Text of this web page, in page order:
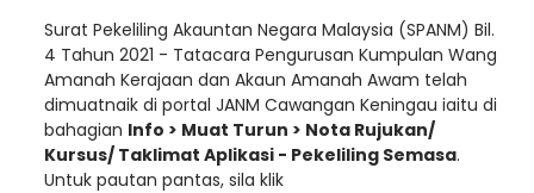
Surat Pekeliling Akauntan Negara Malaysia (SPANM) Bil.
4 Tahun 2021 - Tatacara Pengurusan Kumpulan Wang
Amanah Kerajaan dan Akaun Amanah Awam telah
dimuatnaik di portal JANM Cawangan Keningau iaitu di
bahagian Info > Muat Turun > Nota Rujukan/
Kursus/ Taklimat Aplikasi - Pekeliling Semasa.
Untuk pautan pantas, sila klik